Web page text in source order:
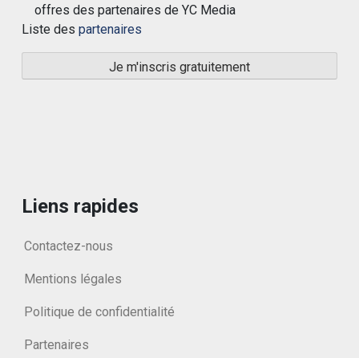
offres des partenaires de YC Media
Liste des partenaires
Liens rapides
Contactez-nous
Mentions légales
Politique de confidentialité
Partenaires